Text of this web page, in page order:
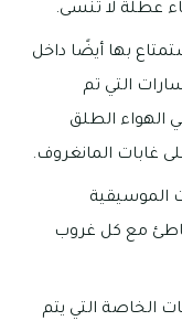
عطلة لا تنسى.
بها أيضًا داخل
التي تم
الطلق
غابات المانغروف.
الموسيقية
مع كل غروب
الخاصة التي يتم